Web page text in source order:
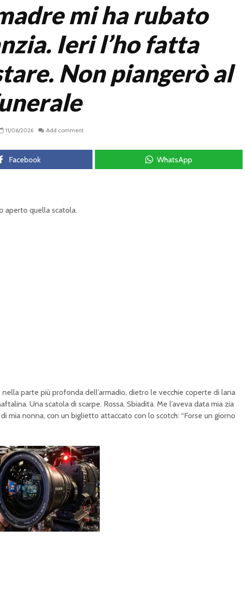
mi ha rubato
Ieri l’ho fatta
Non piangerò al
11/06/2026 Add comment
Facebook WhatsApp
aperto quella scatola.
nella parte più profonda dell’armadio, dietro le vecchie coperte di lana
Una scatola di scarpe. Rossa. Sbiadita. Me l’aveva data mia zia
mia nonna, con un biglietto attaccato con lo scotch: “Forse un giorno
L
o